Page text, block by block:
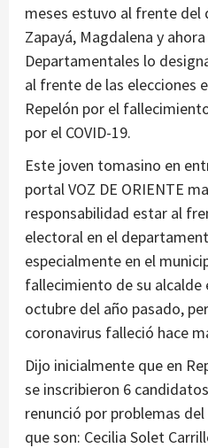
meses estuvo al frente del
Zapayá, Magdalena y
Departamentales lo
al frente de las elecciones
Repelón por el
por el COVID-19.
Este joven tomasino en
portal VOZ DE ORIENTE
responsabilidad estar al
electoral en el
especialmente en el
fallecimiento de su alcalde
octubre del año pasado,
coronavirus falleció hace
Dijo inicialmente que en
se inscribieron 6
renunció por problemas
que son: Cecilia Solet